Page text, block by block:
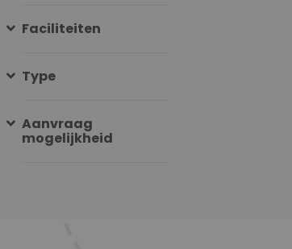
Faciliteiten
Type
Aanvraag
mogelijkheid